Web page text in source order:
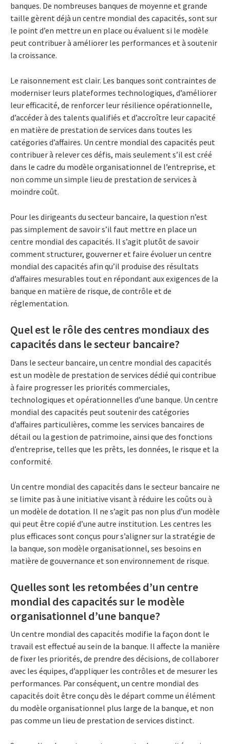
banques. De nombreuses banques de moyenne et grande
taille gèrent déjà un centre mondial des capacités, sont sur
le point d’en mettre un en place ou évaluent si le modèle
peut contribuer à améliorer les performances et à soutenir
la croissance.
Le raisonnement est clair. Les banques sont contraintes de
moderniser leurs plateformes technologiques, d’améliorer
leur efficacité, de renforcer leur résilience opérationnelle,
d’accéder à des talents qualifiés et d’accroître leur capacité
en matière de prestation de services dans toutes les
catégories d’affaires. Un centre mondial des capacités peut
contribuer à relever ces défis, mais seulement s’il est créé
dans le cadre du modèle organisationnel de l’entreprise, et
non comme un simple lieu de prestation de services à
moindre coût.
Pour les dirigeants du secteur bancaire, la question n’est
pas simplement de savoir s’il faut mettre en place un
centre mondial des capacités. Il s’agit plutôt de savoir
comment structurer, gouverner et faire évoluer un centre
mondial des capacités afin qu’il produise des résultats
d’affaires mesurables tout en répondant aux exigences de la
banque en matière de risque, de contrôle et de
réglementation.
Quel est le rôle des centres mondiaux des
capacités dans le secteur bancaire?
Dans le secteur bancaire, un centre mondial des capacités
est un modèle de prestation de services dédié qui contribue
à faire progresser les priorités commerciales,
technologiques et opérationnelles d’une banque. Un centre
mondial des capacités peut soutenir des catégories
d’affaires particulières, comme les services bancaires de
détail ou la gestion de patrimoine, ainsi que des fonctions
d’entreprise, telles que les prêts, les données, le risque et la
conformité.
Un centre mondial des capacités dans le secteur bancaire ne
se limite pas à une initiative visant à réduire les coûts ou à
un modèle de dotation. Il ne s’agit pas non plus d’un modèle
qui peut être copié d’une autre institution. Les centres les
plus efficaces sont conçus pour s’aligner sur la stratégie de
la banque, son modèle organisationnel, ses besoins en
matière de gouvernance et son environnement de risque.
Quelles sont les retombées d’un centre
mondial des capacités sur le modèle
organisationnel d’une banque?
Un centre mondial des capacités modifie la façon dont le
travail est effectué au sein de la banque. Il affecte la manière
de fixer les priorités, de prendre des décisions, de collaborer
avec les équipes, d’appliquer les contrôles et de mesurer les
performances. Par conséquent, un centre mondial des
capacités doit être conçu dès le départ comme un élément
du modèle organisationnel plus large de la banque, et non
pas comme un lieu de prestation de services distinct.